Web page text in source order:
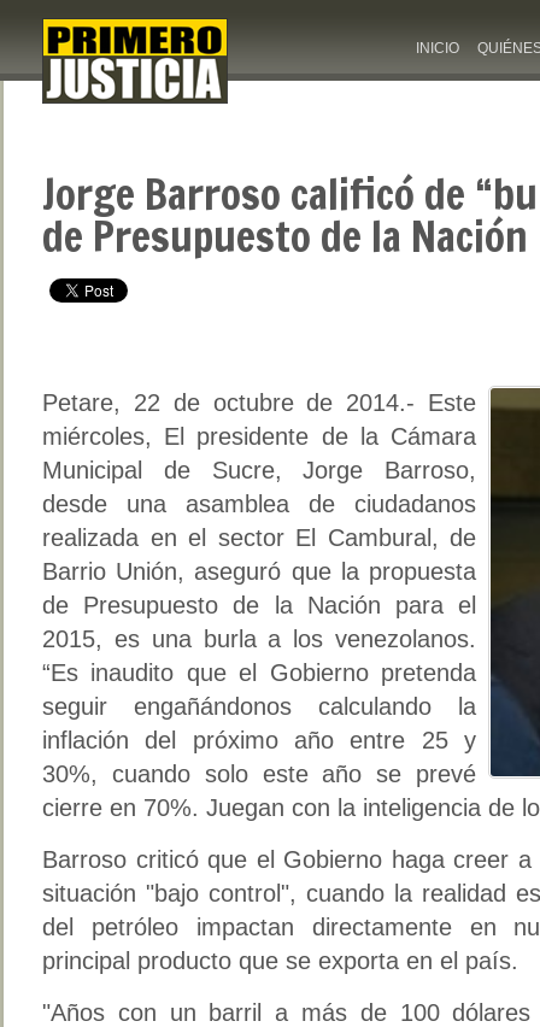
INICIO
Jorge Barroso calificó de
de Presupuesto de la
Petare, 22 de octubre de 2014.- Este
miércoles, El presidente de la Cámara
Municipal de Sucre, Jorge Barroso,
desde una asamblea de ciudadanos
realizada en el sector El Cambural, de
Barrio Unión, aseguró que la propuesta
de Presupuesto de la Nación para el
2015, es una burla a los venezolanos.
“Es inaudito que el Gobierno pretenda
seguir engañándonos calculando la
inflación del próximo año entre 25 y
30%, cuando solo este año se prevé
cierre en 70%. Juegan con la inteligencia de
Barroso criticó que el Gobierno haga creer
situación "bajo control", cuando la realidad
del petróleo impactan directamente en
principal producto que se exporta en el país.
"Años con un barril a más de 100